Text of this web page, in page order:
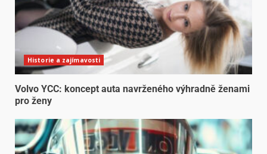
Historie a zajímavosti
Volvo YCC: koncept auta navrženého výhradně ženami
pro ženy